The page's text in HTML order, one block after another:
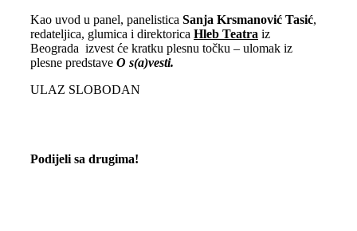
Kao uvod u panel, panelistica Sanja Krsmanović Tasić,
redateljica, glumica i direktorica Hleb Teatra iz
Beograda izvest će kratku plesnu točku – ulomak iz
plesne predstave O s(a)vesti.
ULAZ SLOBODAN
Podijeli sa drugima!